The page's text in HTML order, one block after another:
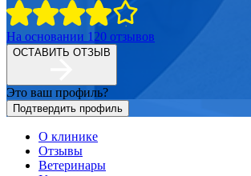
На основании 120 отзывов
ОСТАВИТЬ ОТЗЫВ
Это ваш профиль?
Подтвердить профиль
О клинике
Отзывы
Ветеринары